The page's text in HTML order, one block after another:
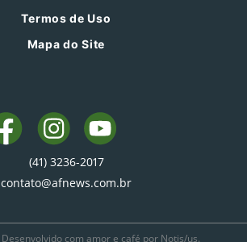
Termos de Uso
Mapa do Site
(41) 3236-2017
contato@afnews.com.br
Desenvolvido com amor e café por Notis/us.